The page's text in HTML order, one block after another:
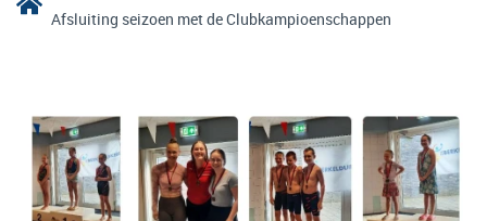
Afsluiting seizoen met de Clubkampioenschappen